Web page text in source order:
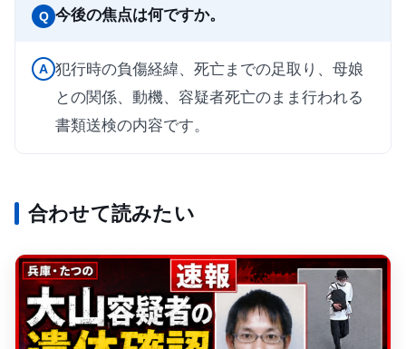
Q 今後の焦点は何ですか。
A 犯行時の負傷経緯、死亡までの足取り、母娘
との関係、動機、容疑者死亡のまま行われる
書類送検の内容です。
合わせて読みたい